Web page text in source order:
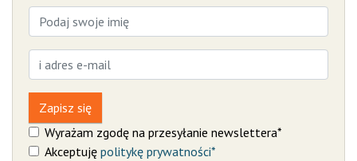
Zapisz się
Wyrażam zgodę na przesyłanie newslettera*
Akceptuję politykę prywatności*